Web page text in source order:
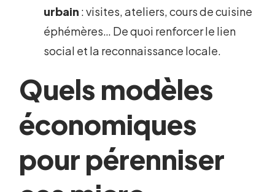
urbain : visites, ateliers, cours de cuisine
éphémères… De quoi renforcer le lien
social et la reconnaissance locale.
Quels modèles
économiques
pour pérenniser